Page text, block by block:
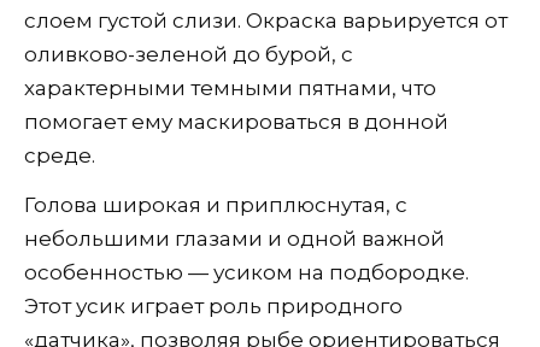
слоем густой слизи. Окраска варьируется от
оливково-зеленой до бурой, с
характерными темными пятнами, что
помогает ему маскироваться в донной
среде.
Голова широкая и приплюснутая, с
небольшими глазами и одной важной
особенностью — усиком на подбородке.
Этот усик играет роль природного
«датчика», позволяя рыбе ориентироваться